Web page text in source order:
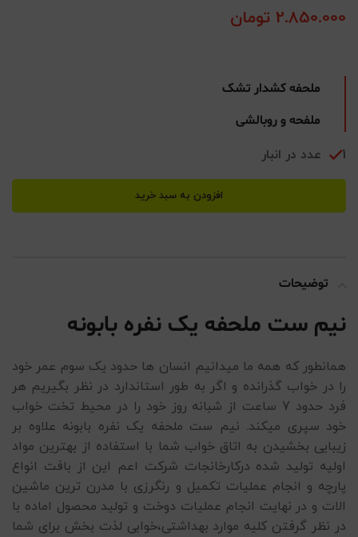
2.850.000 تومان
ملحفه کشدار تشک
ملفحه و روبالشی
1 عدد در انبار
افزودن به سبد خرید
توضیحات
نیم ست ملحفه یک نفره بابونه
همانطور که همه ما میدانیم انسان ها حدود یک سوم عمر خود
را در خواب گذرانده و اگر به طور استاندارد در نظر بگیریم هر
فرد حدود 7 ساعت از شبانه روز خود را در محیط تخت خواب
خود سپری میکند. نیم ست ملحفه یک نفره بابونه علاوه بر
زیبایی بخشیدن به اتاق خواب شما با استفاده از بهترین مواد
اولیه تولید شده درکارخانجات شرکت اعم این از بافت انواع
پارچه و انجام عملیات تکمیل و رنگرزی با مدرن ترین ماشین
الات و در نهایت انجام عملیات دوخت و تولید محصول اماده با
در نظر گرفتن کلیه موارد بهداشتی،خوابی لذت بخش برای شما